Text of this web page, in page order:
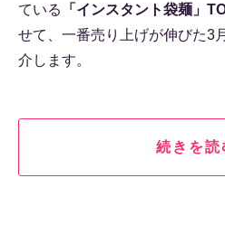
ている
「インスタント袋麺」
せて、一番売り上げが伸びた3
介します。
続きを読